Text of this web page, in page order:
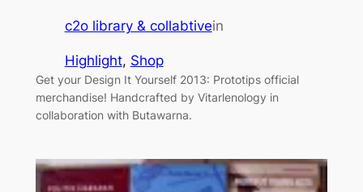
c2o library & collabtivein
Highlight, Shop
Get your Design It Yourself 2013: Prototips official
merchandise! Handcrafted by Vitarlenology in
collaboration with Butawarna.